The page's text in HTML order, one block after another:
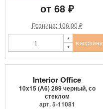
от 68 ₽
Розница: 106.00 ₽
в корзину
Interior Office
10x15 (А6) 289 черный, со
стеклом
арт. 5-11081